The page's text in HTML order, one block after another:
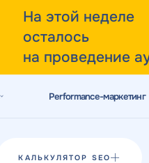
На этой неделе
осталось
на проведение
Performance-маркетинг
КАЛЬКУЛЯТОР SEO